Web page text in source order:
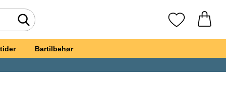
Foretag søgning Mine favoritter
Bartilbehør